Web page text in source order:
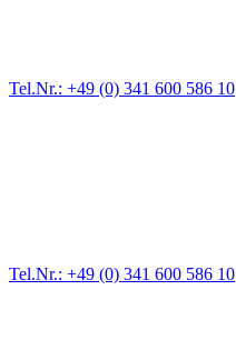
Tel.Nr.: +49 (0) 341 600 586 10
Tel.Nr.: +49 (0) 341 600 586 10